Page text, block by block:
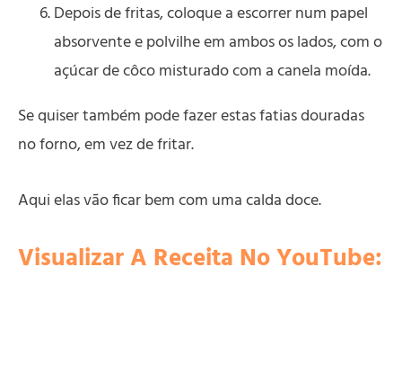
Depois de fritas, coloque a escorrer num papel
absorvente e polvilhe em ambos os lados, com o
açúcar de côco misturado com a canela moída.
Se quiser também pode fazer estas fatias douradas
no forno, em vez de fritar.
Aqui elas vão ficar bem com uma calda doce.
Visualizar A Receita No YouTube: